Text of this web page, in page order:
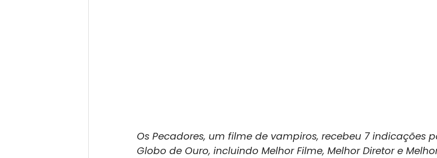
Os Pecadores, um filme de vampiros, recebeu 7 indicações
Globo de Ouro, incluindo Melhor Filme, Melhor Diretor e